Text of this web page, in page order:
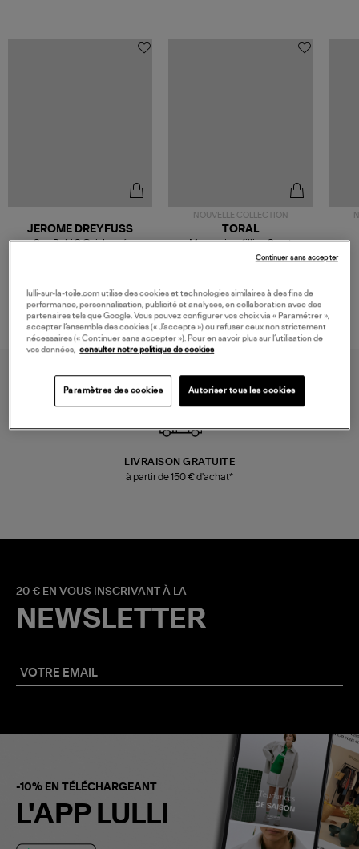
JEROME DREYFUSS
Sac Bobi S Cuir Lamé
NOUVELLE COLLECTION
189,00 €
TORAL
Mocassins Killian Sport
Mousse
LIVRAISON GRATUITE
à partir de 150 € d'achat*
20 € EN VOUS INSCRIVANT À LA
NEWSLETTER
-10% EN TÉLÉCHARGEANT
L'APP LULLI
lulli-sur-la-toile.com utilise des cookies et technologies similaires à des fins de
performance, personnalisation, publicité et analyses, en collaboration avec des
partenaires tels que Google. Vous pouvez configurer vos choix via « Paramétrer »,
accepter l’ensemble des cookies (« J’accepte ») ou refuser ceux non strictement
nécessaires (« Continuer sans accepter »). Pour en savoir plus sur l’utilisation de
vos données, consulter notre politique de cookies
Paramètres des cookies Autoriser tous les cookies
Continuer sans accepter